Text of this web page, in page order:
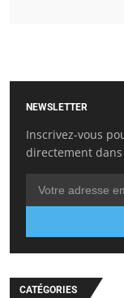
NEWSLETTER
Inscrivez-vous
directement
CATÉGORIES